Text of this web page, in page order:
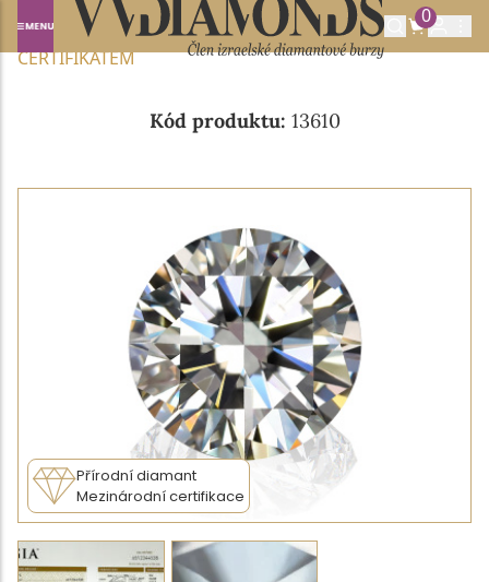
0
Domů NABÍDKA DIAMANTŮ
0.30CT G/VVS2 S GIA
CERTIFIKÁTEM
Kód produktu: 13610
Přírodní diamant
Mezinárodní certifikace